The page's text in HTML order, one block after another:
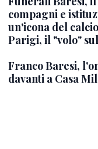
compagni e
un'icona del
Parigi, il "volo"
Franco Baresi,
davanti a Casa